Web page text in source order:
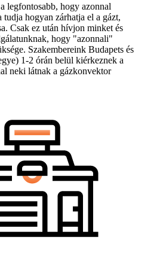
legfontosabb, hogy azonnal
hogyan zárhatja el a gázt,
Csak ez után hívjon minket és
hogy "azonnali"
Szakembereink Budapets és
1-2 órán belül kiérkeznek a
neki látnak a gázkonvektor